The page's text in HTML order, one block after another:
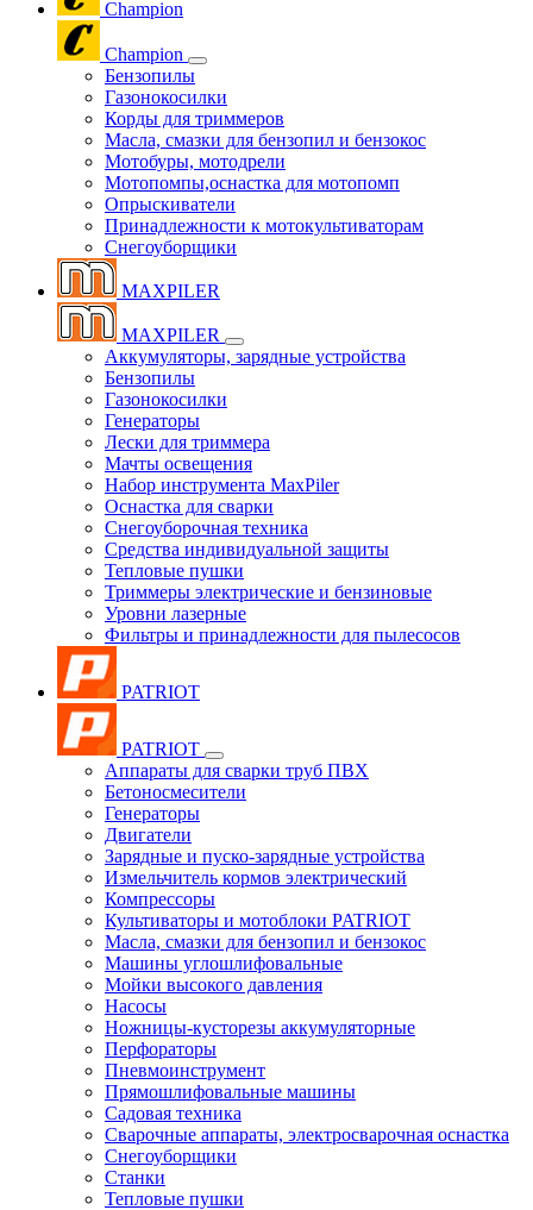
Champion
Champion
Бензопилы
Газонокосилки
Корды для триммеров
Масла, смазки для бензопил и бензокос
Мотобуры, мотодрели
Мотопомпы,оснастка для мотопомп
Опрыскиватели
Принадлежности к мотокультиваторам
Снегоуборщики
MAXPILER
MAXPILER
Аккумуляторы, зарядные устройства
Бензопилы
Газонокосилки
Генераторы
Лески для триммера
Мачты освещения
Набор инструмента MaxPiler
Оснастка для сварки
Снегоуборочная техника
Средства индивидуальной защиты
Тепловые пушки
Триммеры электрические и бензиновые
Уровни лазерные
Фильтры и принадлежности для пылесосов
PATRIOT
PATRIOT
Аппараты для сварки труб ПВХ
Бетоносмесители
Генераторы
Двигатели
Зарядные и пуско-зарядные устройства
Измельчитель кормов электрический
Компрессоры
Культиваторы и мотоблоки PATRIOT
Масла, смазки для бензопил и бензокос
Машины углошлифовальные
Мойки высокого давления
Насосы
Ножницы-кусторезы аккумуляторные
Перфораторы
Пневмоинструмент
Прямошлифовальные машины
Садовая техника
Сварочные аппараты, электросварочная оснастка
Снегоуборщики
Станки
Тепловые пушки